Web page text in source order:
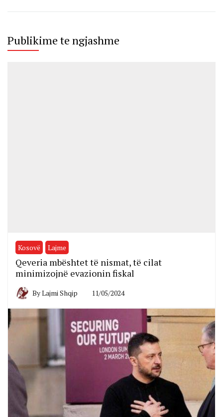
Publikime te ngjashme
Kosovë Lajme
Qeveria mbështet të nismat, të cilat
minimizojnë evazionin fiskal
ByLajmi Shqip 11/05/2024